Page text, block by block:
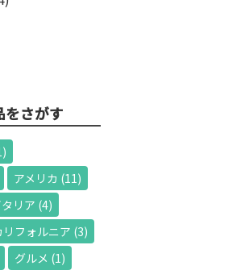
をさがす
アメリカ (11)
リア (4)
リフォルニア (3)
グルメ (1)